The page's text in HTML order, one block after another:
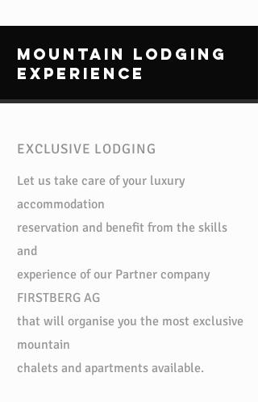
EXCLUSIVE LODGING
Let us take care of your luxury
accommodation
reservation and benefit from the skills
and
experience of our Partner company
FIRSTBERG AG
that will organise you the most exclusive
mountain
chalets and apartments available.
mOUNTAIN lODGING
eXPERIENCE